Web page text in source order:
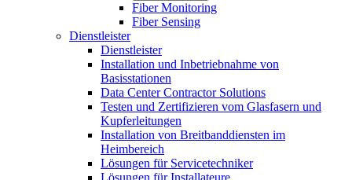
Fiber Monitoring
Fiber Sensing
Dienstleister
Dienstleister
Installation und Inbetriebnahme von
Basisstationen
Data Center Contractor Solutions
Testen und Zertifizieren vom Glasfasern und
Kupferleitungen
Installation von Breitbanddiensten im
Heimbereich
Lösungen für Servicetechniker